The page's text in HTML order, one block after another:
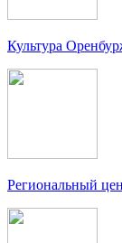
Культура
Региональный